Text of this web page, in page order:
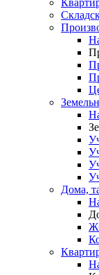
Дома,